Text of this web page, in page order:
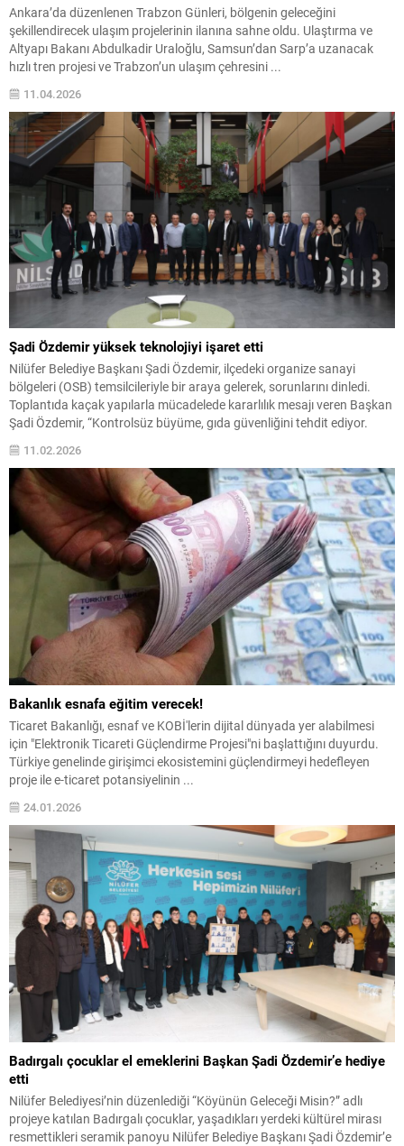
Ankara’da düzenlenen Trabzon Günleri, bölgenin geleceğini
şekillendirecek ulaşım projelerinin ilanına sahne oldu. Ulaştırma ve
Altyapı Bakanı Abdulkadir Uraloğlu, Samsun’dan Sarp’a uzanacak
hızlı tren projesi ve Trabzon’un ulaşım çehresini ...
11.04.2026
Şadi Özdemir yüksek teknolojiyi işaret etti
Nilüfer Belediye Başkanı Şadi Özdemir, ilçedeki organize sanayi
bölgeleri (OSB) temsilcileriyle bir araya gelerek, sorunlarını dinledi.
Toplantıda kaçak yapılarla mücadelede kararlılık mesajı veren Başkan
Şadi Özdemir, “Kontrolsüz büyüme, gıda güvenliğini tehdit ediyor.
Bursa artık yüksek teknoloji odaklı bir dönüşüme odaklanmalı” dedi.
Nilüfer Belediye Başkanı Şadi Özdemir, ilçede faaliyet gösteren OSB...
11.02.2026
Bakanlık esnafa eğitim verecek!
Ticaret Bakanlığı, esnaf ve KOBİ'lerin dijital dünyada yer alabilmesi
için "Elektronik Ticareti Güçlendirme Projesi"ni başlattığını duyurdu.
Türkiye genelinde girişimci ekosistemini güçlendirmeyi hedefleyen
proje ile e-ticaret potansiyelinin ...
24.01.2026
Badırgalı çocuklar el emeklerini Başkan Şadi Özdemir’e hediye
etti
Nilüfer Belediyesi’nin düzenlediği “Köyünün Geleceği Misin?” adlı
projeye katılan Badırgalı çocuklar, yaşadıkları yerdeki kültürel mirası
resmettikleri seramik panoyu Nilüfer Belediye Başkanı Şadi Özdemir’e